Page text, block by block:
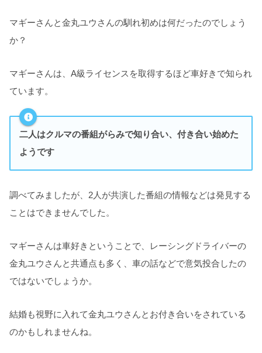
マギーさんと金丸ユウさんの馴れ初めは何だったのでしょう
か？
マギーさんは、A級ライセンスを取得するほど車好きで知られ
ています。
二人はクルマの番組がらみで知り合い、付き合い始めた
ようです
調べてみましたが、2人が共演した番組の情報などは発見する
ことはできませんでした。
マギーさんは車好きということで、レーシングドライバーの
金丸ユウさんと共通点も多く、車の話などで意気投合したの
ではないでしょうか。
結婚も視野に入れて金丸ユウさんとお付き合いをされている
のかもしれませんね。